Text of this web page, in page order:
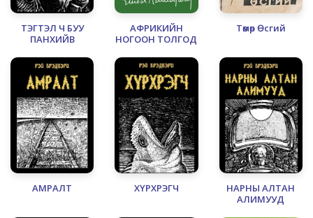
ТЭГТЭЛ Ч БУУ
ПАНХИЙВ
АФРИКИЙН
НОГООН ТОЛГОД
Төмөр Өсгий
АМРАЛТ ХҮРХРЭГЧ
НАРНЫ АЛТАН
АЛИМУУД